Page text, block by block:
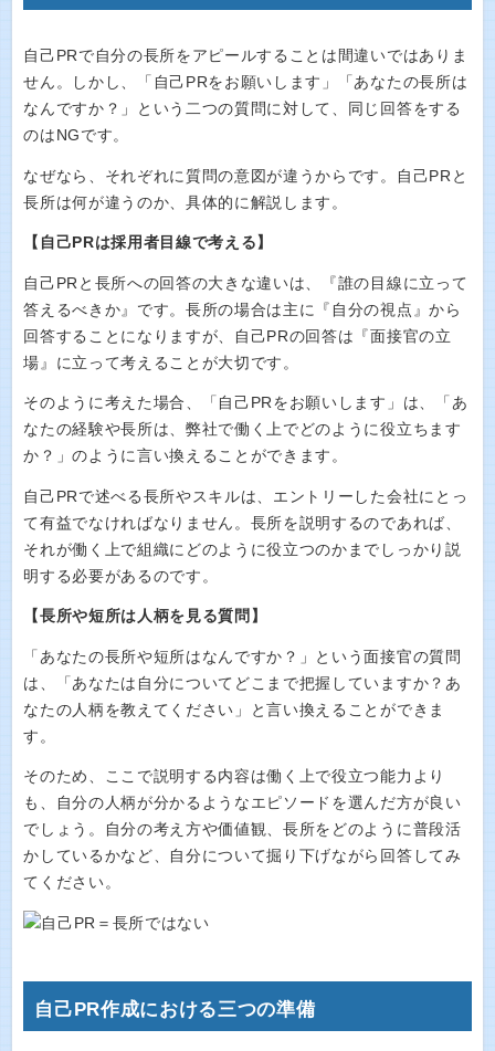
自己PRで自分の長所をアピールすることは間違いではありま
せん。しかし、「自己PRをお願いします」「あなたの長所は
なんですか？」という二つの質問に対して、同じ回答をする
のはNGです。
なぜなら、それぞれに質問の意図が違うからです。自己PRと
長所は何が違うのか、具体的に解説します。
【自己PRは採用者目線で考える】
自己PRと長所への回答の大きな違いは、『誰の目線に立って
答えるべきか』です。長所の場合は主に『自分の視点』から
回答することになりますが、自己PRの回答は『面接官の立
場』に立って考えることが大切です。
そのように考えた場合、「自己PRをお願いします」は、「あ
なたの経験や長所は、弊社で働く上でどのように役立ちます
か？」のように言い換えることができます。
自己PRで述べる長所やスキルは、エントリーした会社にとっ
て有益でなければなりません。長所を説明するのであれば、
それが働く上で組織にどのように役立つのかまでしっかり説
明する必要があるのです。
【長所や短所は人柄を見る質問】
「あなたの長所や短所はなんですか？」という面接官の質問
は、「あなたは自分についてどこまで把握していますか？あ
なたの人柄を教えてください」と言い換えることができま
す。
そのため、ここで説明する内容は働く上で役立つ能力より
も、自分の人柄が分かるようなエピソードを選んだ方が良い
でしょう。自分の考え方や価値観、長所をどのように普段活
かしているかなど、自分について掘り下げながら回答してみ
てください。
自己PR作成における三つの準備